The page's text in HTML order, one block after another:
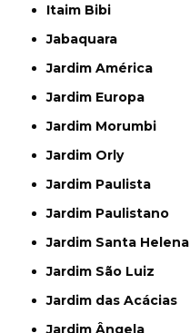
Itaim Bibi
Jabaquara
Jardim América
Jardim Europa
Jardim Morumbi
Jardim Orly
Jardim Paulista
Jardim Paulistano
Jardim Santa Helena
Jardim São Luiz
Jardim das Acácias
Jardim Ângela